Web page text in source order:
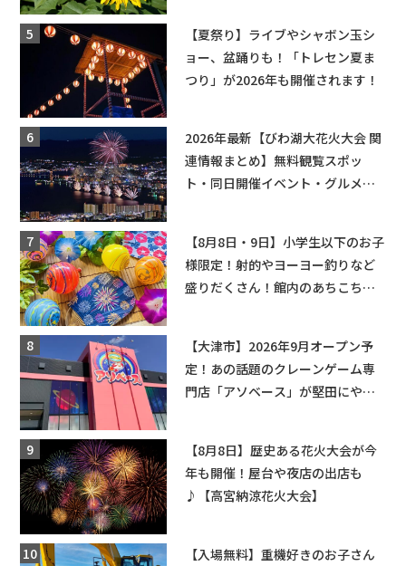
【夏祭り】ライブやシャボン玉シ
ョー、盆踊りも！「トレセン夏ま
つり」が2026年も開催されます！
2026年最新【びわ湖大花火大会 関
連情報まとめ】無料観覧スポッ
ト・同日開催イベント・グルメマ
【8月8日・9日】小学生以下のお子
様限定！射的やヨーヨー釣りなど
盛りだくさん！館内のあちこちに
【大津市】2026年9月オープン予
定！あの話題のクレーンゲーム専
門店「アソベース」が堅田にやっ
【8月8日】歴史ある花火大会が今
年も開催！屋台や夜店の出店も
♪【高宮納涼花火大会】
【入場無料】重機好きのお子さん